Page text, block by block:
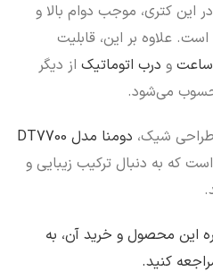
در این کتری، موجب دوام بالا و
علاوه بر این، قابلیت
ساعت و درب اتوماتیک از دیگر
می‌شود.
طراحی شیک،
دومنا مدل DT7700
که به دنبال ترکیب زیبایی و
این محصول و خرید آن، به
کنید.